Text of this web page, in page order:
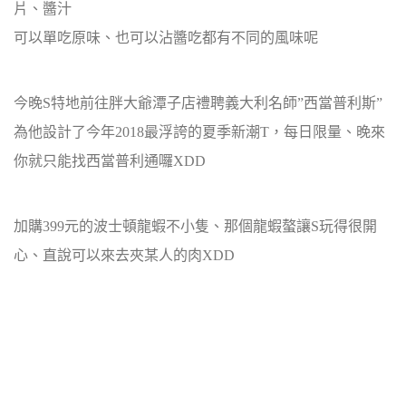
片、醬汁
可以單吃原味、也可以沾醬吃都有不同的風味呢
今晚S特地前往胖大爺潭子店禮聘義大利名師”西當普利斯”
為他設計了今年2018最浮誇的夏季新潮T，每日限量、晚來
你就只能找西當普利通囉XDD
加購399元的波士頓龍蝦不小隻、那個龍蝦螯讓S玩得很開
心、直說可以來去夾某人的肉XDD